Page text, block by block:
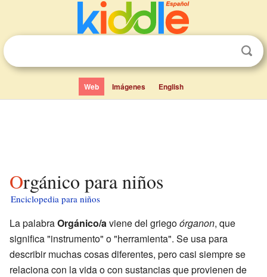
Web Imágenes English
Orgánico para niños
Enciclopedia para niños
La palabraOrgánico/aviene del griegoórganon, que
significa "instrumento" o "herramienta". Se usa para
describir muchas cosas diferentes, pero casi siempre se
relaciona con la vida o con sustancias que provienen de